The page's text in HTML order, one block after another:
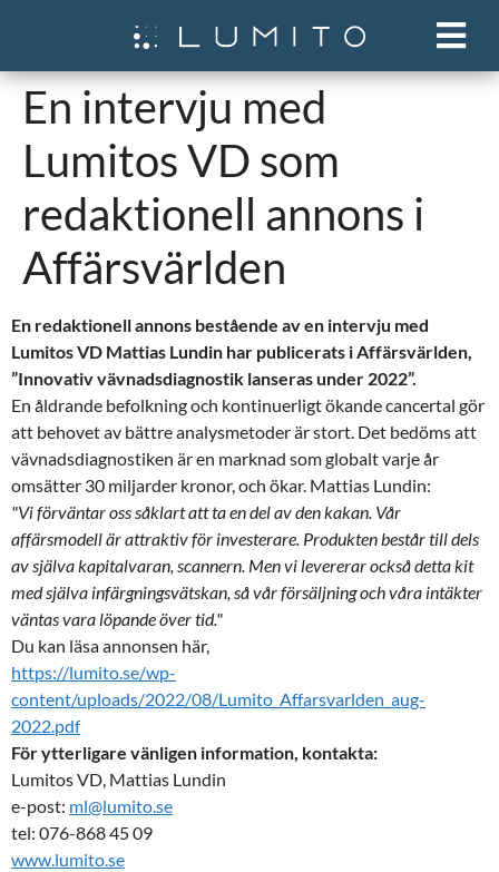
En intervju med
Lumitos VD som
redaktionell annons i
Affärsvärlden
En redaktionell annons bestående av en intervju med
Lumitos VD Mattias Lundin har publicerats i Affärsvärlden,
”Innovativ vävnadsdiagnostik lanseras under 2022”.
En åldrande befolkning och kontinuerligt ökande cancertal gör
att behovet av bättre analysmetoder är stort. Det bedöms att
vävnadsdiagnostiken är en marknad som globalt varje år
omsätter 30 miljarder kronor, och ökar. Mattias Lundin:
"Vi förväntar oss såklart att ta en del av den kakan. Vår
affärsmodell är attraktiv för investerare. Produkten består till dels
av själva kapitalvaran, scannern. Men vi levererar också detta kit
med själva infärgningsvätskan, så vår försäljning och våra intäkter
väntas vara löpande över tid."
Du kan läsa annonsen här,
https://lumito.se/wp-
content/uploads/2022/08/Lumito_Affarsvarlden_aug-
2022.pdf
För ytterligare vänligen information, kontakta:
Lumitos VD, Mattias Lundin
e-post: ml@lumito.se
tel: 076-868 45 09
www.lumito.se